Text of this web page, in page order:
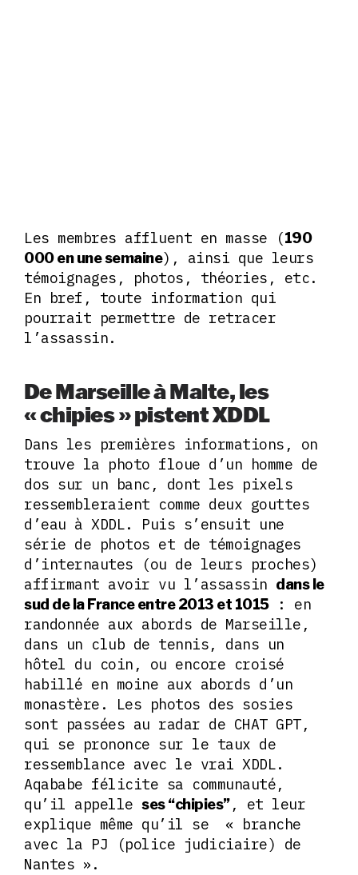
Les membres affluent en masse (190
000 en une semaine), ainsi que leurs
témoignages, photos, théories, etc.
En bref, toute information qui
pourrait permettre de retracer
l’assassin.
De Marseille à Malte, les
« chipies » pistent XDDL
Dans les premières informations, on
trouve la photo floue d’un homme de
dos sur un banc, dont les pixels
ressembleraient comme deux gouttes
d’eau à XDDL. Puis s’ensuit une
série de photos et de témoignages
d’internautes (ou de leurs proches)
affirmant avoir vu l’assassin dans le
sud de la France entre 2013 et 1015: en
randonnée aux abords de Marseille,
dans un club de tennis, dans un
hôtel du coin, ou encore croisé
habillé en moine aux abords d’un
monastère. Les photos des sosies
sont passées au radar de CHAT GPT,
qui se prononce sur le taux de
ressemblance avec le vrai XDDL.
Aqababe félicite sa communauté,
qu’il appelle ses “chipies”, et leur
explique même qu’il se « branche
avec la PJ (police judiciaire) de
Nantes ».